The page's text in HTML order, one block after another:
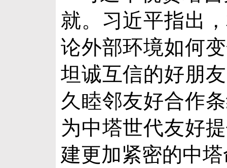
就。习近平指出
论外部环境如何
坦诚互信的好朋
久睦邻友好合作
为中塔世代友好
建更加紧密的中